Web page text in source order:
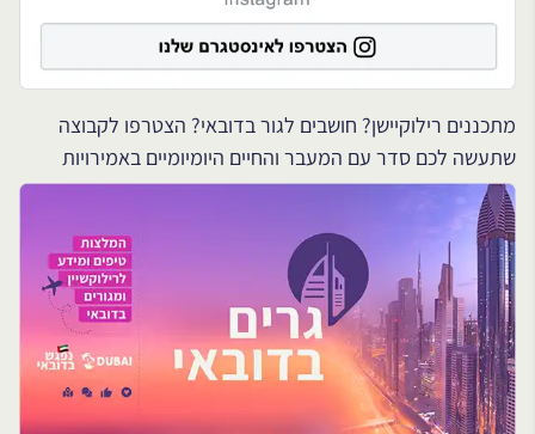
מתכננים רילוקיישן? חושבים לגור בדובאי? הצטרפו לקבוצה
שתעשה לכם סדר עם המעבר והחיים היומיומיים באמירויות